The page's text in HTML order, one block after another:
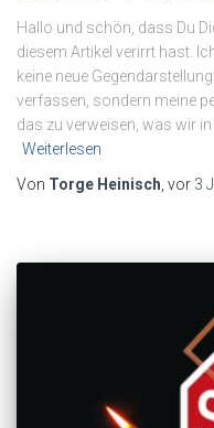
Hallo und schön, dass Du
diesem Artikel verirrt hast.
keine neue
verfassen, sondern meine
das zu verweisen, was wir
Weiterlesen
Von Torge Heinisch , vor 3